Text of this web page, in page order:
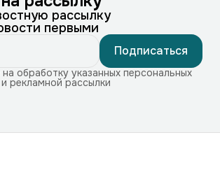
рассылку
первыми
Подписаться
обработку указанных персональных
рекламной рассылки